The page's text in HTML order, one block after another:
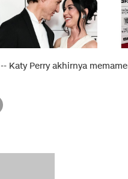
-- Katy Perry akhirnya